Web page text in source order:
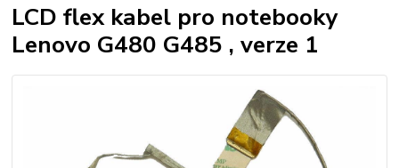
LCD flex kabel pro notebooky
Lenovo G480 G485 , verze 1